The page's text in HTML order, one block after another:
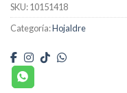
SKU:10151418
Categoría:Hojaldre